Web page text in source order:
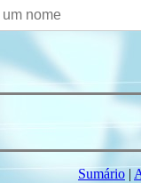
Sumário |